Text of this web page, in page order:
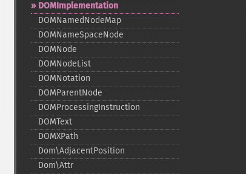
DOMImplementation
DOMNamedNodeMap
DOMNameSpaceNode
DOMNode
DOMNodeList
DOMNotation
DOMParentNode
DOMProcessingInstruction
DOMText
DOMXPath
Dom\AdjacentPosition
Dom\Attr